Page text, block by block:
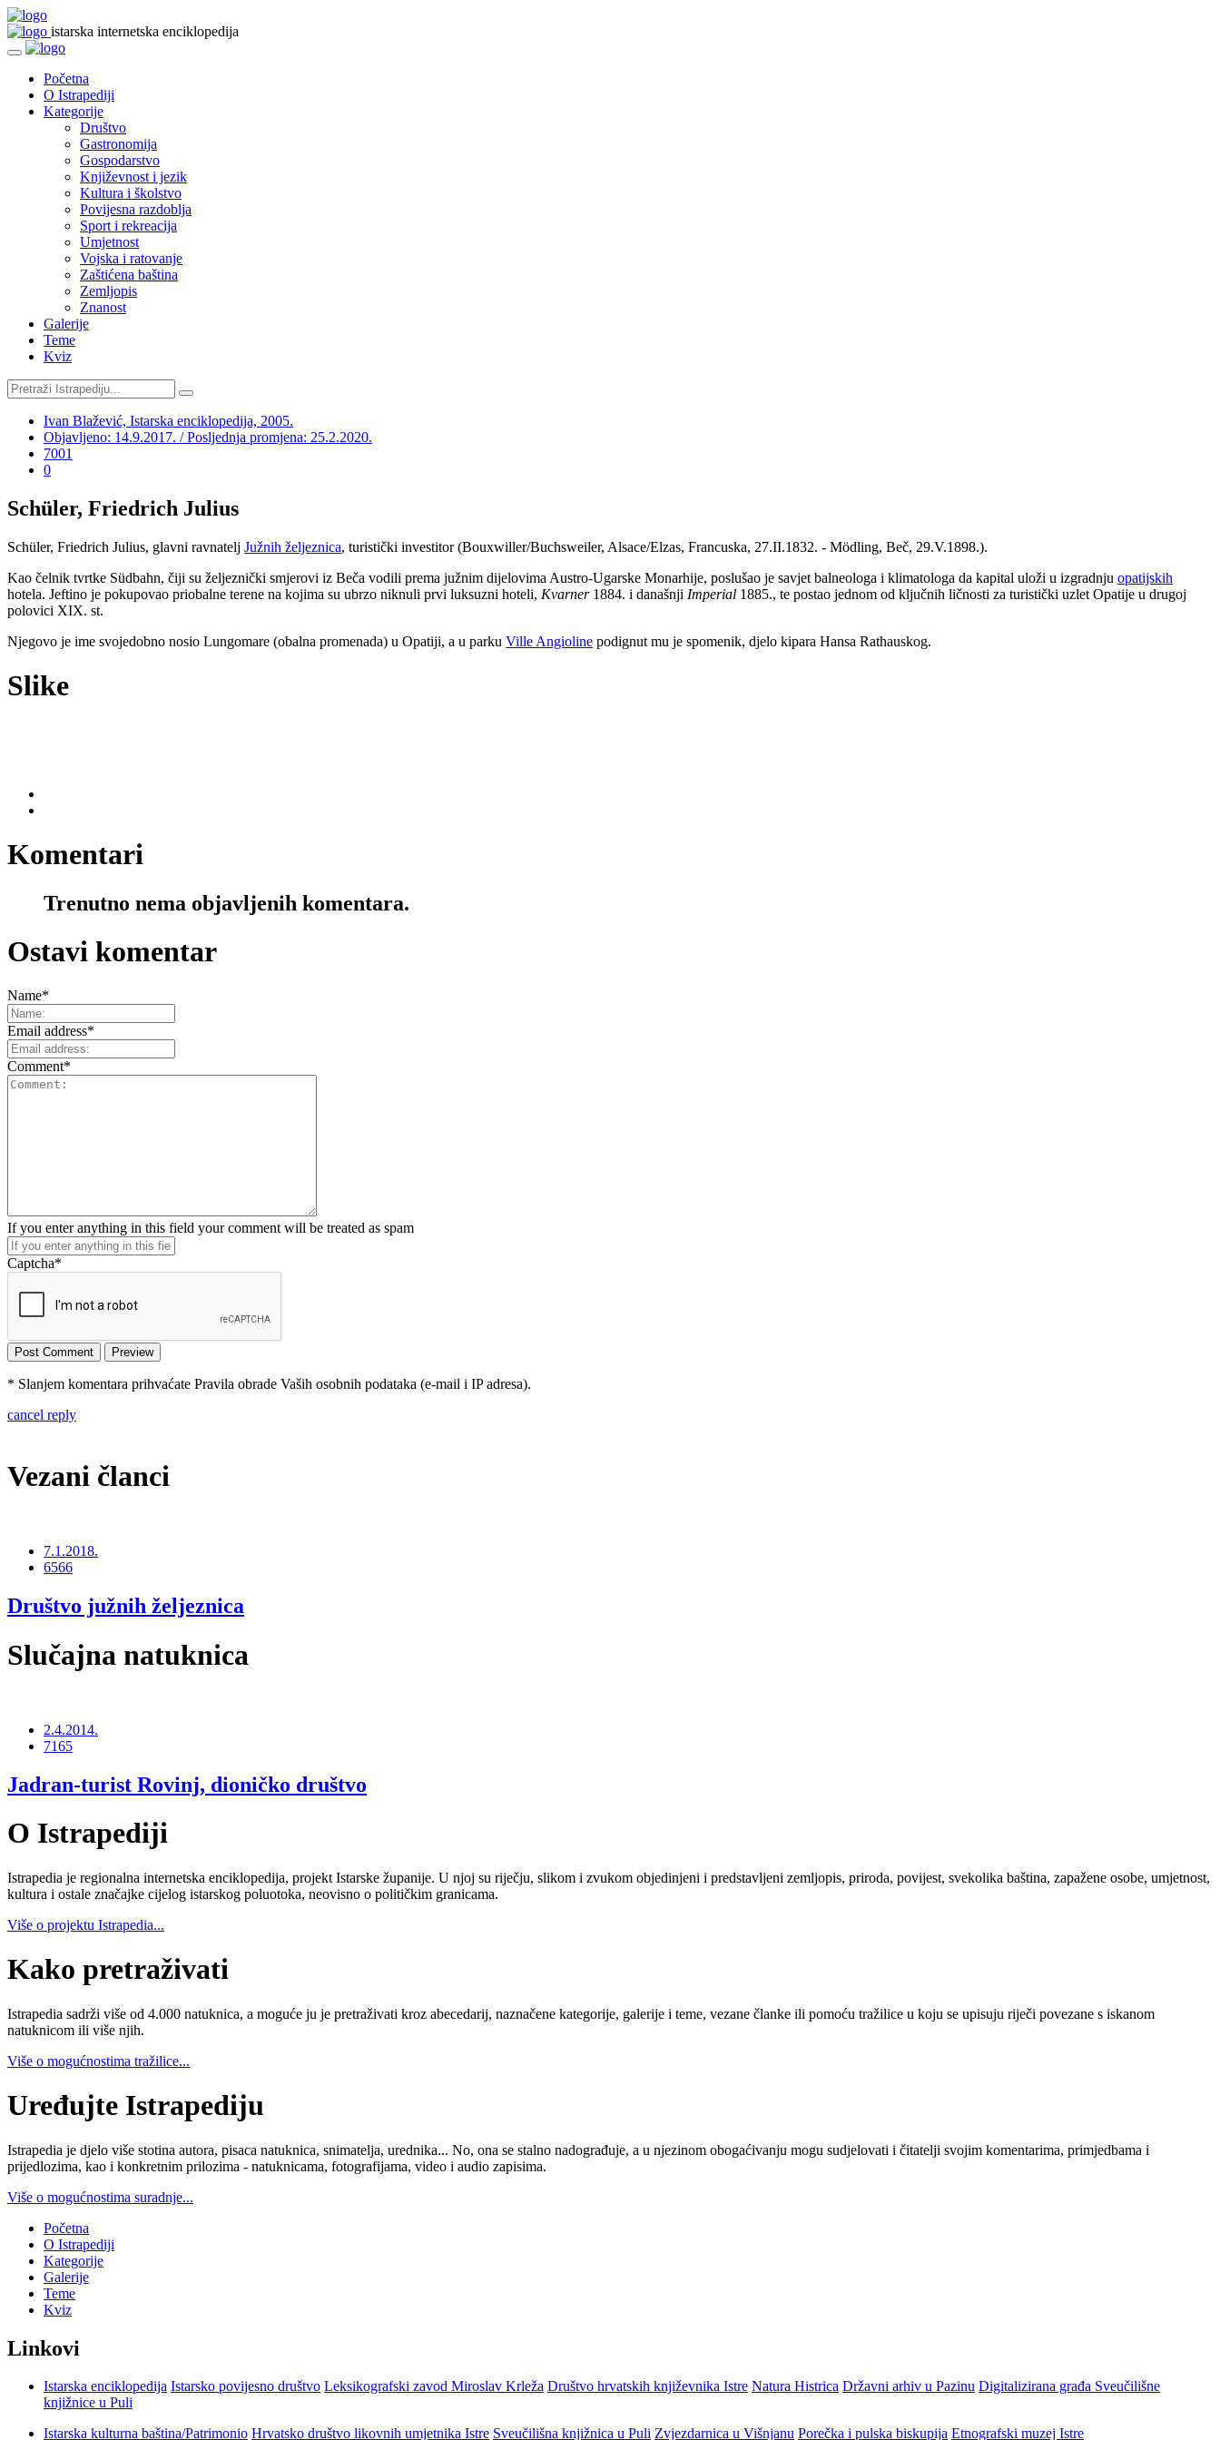
istarska internetska enciklopedija
Početna
O Istrapediji
Kategorije
Društvo
Gastronomija
Gospodarstvo
Književnost i jezik
Kultura i školstvo
Povijesna razdoblja
Sport i rekreacija
Umjetnost
Vojska i ratovanje
Zaštićena baština
Zemljopis
Znanost
Galerije
Teme
Kviz
Ivan Blažević, Istarska enciklopedija, 2005.
Objavljeno: 14.9.2017. / Posljednja promjena: 25.2.2020.
7001
0
Schüler, Friedrich Julius
Schüler, Friedrich Julius, glavni ravnatelj Južnih željeznica, turistički investitor (Bouxwiller/Buchsweiler, Alsace/Elzas, Francuska, 27.II.1832. - Mödling, Beč, 29.V.1898.).
Kao čelnik tvrtke Südbahn, čiji su željeznički smjerovi iz Beča vodili prema južnim dijelovima Austro-Ugarske Monarhije, poslušao je savjet balneologa i klimatologa da kapital uloži u izgradnju opatijskih
hotela. Jeftino je pokupovao priobalne terene na kojima su ubrzo niknuli prvi luksuzni hoteli, Kvarner1884. i današnji Imperial 1885., te postao jednom od ključnih ličnosti za turistički uzlet Opatije u drugoj
polovici XIX. st.
Njegovo je ime svojedobno nosio Lungomare (obalna promenada) u Opatiji, a u parku Ville Angioline podignut mu je spomenik, djelo kipara Hansa Rathauskog.
Slike
Komentari
Trenutno nema objavljenih komentara.
Ostavi komentar
Name*
Email address*
Comment*
If you enter anything in this field your comment will be treated as spam
Captcha*
* Slanjem komentara prihvaćate Pravila obrade Vaših osobnih podataka (e-mail i IP adresa).
cancel reply
Vezani članci
7.1.2018.
6566
Društvo južnih željeznica
Slučajna natuknica
2.4.2014.
7165
Jadran-turist Rovinj, dioničko društvo
O Istrapediji
Istrapedia je regionalna internetska enciklopedija, projekt Istarske županije. U njoj su riječju, slikom i zvukom objedinjeni i predstavljeni zemljopis, priroda, povijest, svekolika baština, zapažene osobe, umjetnost,
kultura i ostale značajke cijelog istarskog poluotoka, neovisno o političkim granicama.
Više o projektu Istrapedia...
Kako pretraživati
Istrapedia sadrži više od 4.000 natuknica, a moguće ju je pretraživati kroz abecedarij, naznačene kategorije, galerije i teme, vezane članke ili pomoću tražilice u koju se upisuju riječi povezane s iskanom
natuknicom ili više njih.
Više o mogućnostima tražilice...
Uređujte Istrapediju
Istrapedia je djelo više stotina autora, pisaca natuknica, snimatelja, urednika... No, ona se stalno nadograđuje, a u njezinom obogaćivanju mogu sudjelovati i čitatelji svojim komentarima, primjedbama i
prijedlozima, kao i konkretnim prilozima - natuknicama, fotografijama, video i audio zapisima.
Više o mogućnostima suradnje...
Početna
O Istrapediji
Kategorije
Galerije
Teme
Kviz
Linkovi
Istarska enciklopedija Istarsko povijesno društvo Leksikografski zavod Miroslav Krleža Društvo hrvatskih književnika Istre Natura Histrica Državni arhiv u Pazinu Digitalizirana građa Sveučilišne
knjižnice u Puli
Istarska kulturna baština/Patrimonio Hrvatsko društvo likovnih umjetnika Istre Sveučilišna knjižnica u Puli Zvjezdarnica u Višnjanu Porečka i pulska biskupija Etnografski muzej Istre